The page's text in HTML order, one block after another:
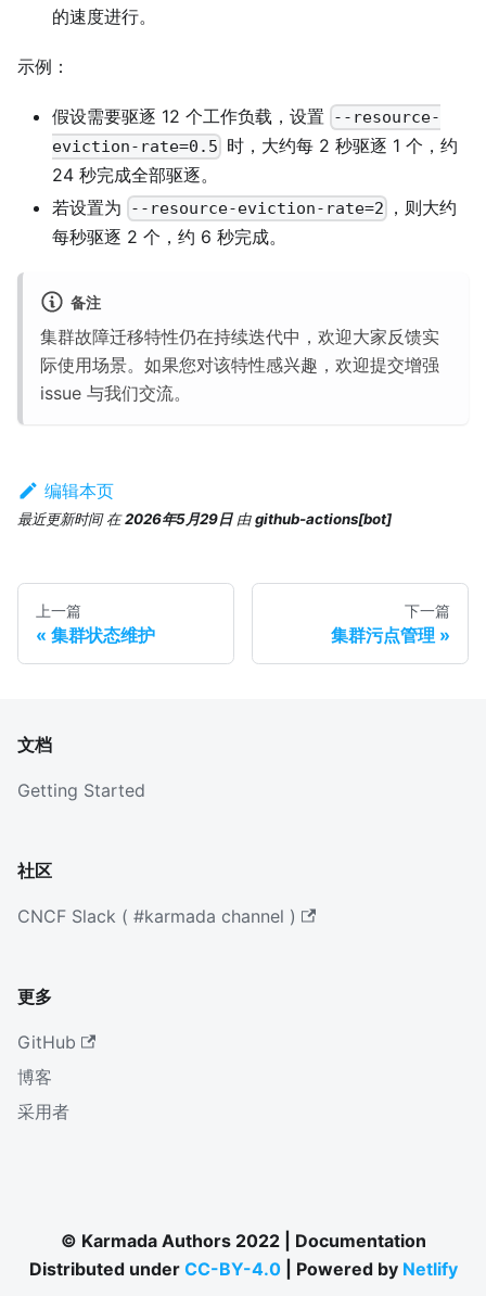
的速度进行。
示例：
假设需要驱逐 12 个工作负载，设置
--resource-
eviction-rate=0.5 时，大约每 2 秒驱逐 1 个，约
24 秒完成全部驱逐。
若设置为
--resource-eviction-rate=2
，则大约
每秒驱逐 2 个，约 6 秒完成。
备注
集群故障迁移特性仍在持续迭代中，欢迎大家反馈实
际使用场景。如果您对该特性感兴趣，欢迎提交增强
issue 与我们交流。
编辑本页
最近更新时间在2026年5月29日由github-actions[bot]
上一篇
集群状态维护
下一篇
集群污点管理
文档
Getting Started
社区
CNCF Slack ( #karmada channel )
更多
GitHub
博客
采用者
© Karmada Authors 2022 | Documentation
Distributed under CC-BY-4.0 | Powered by Netlify